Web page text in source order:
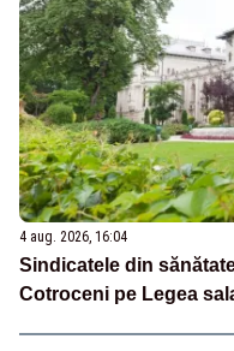
4 aug. 2026, 16:04
Sindicatele din
Cotroceni pe Legea